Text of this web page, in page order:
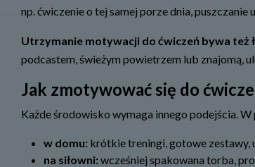
np. ćwiczenie o tej samej porze dnia,
Utrzymanie motywacji do ćwiczeń bywa też
podcastem, świeżym powietrzem lub znajomą,
Jak zmotywować się do
Każde środowisko wymaga innego podejścia.
w domu: krótkie treningi, gotowe zestawy,
na siłowni: wcześniej spakowana torba,